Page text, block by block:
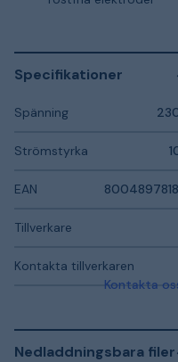
Specifikationer
Spänning
Strömstyrka
EAN
Tillverkare
Kontakta tillverkaren
Kontakta
Nedladdningsbara filer